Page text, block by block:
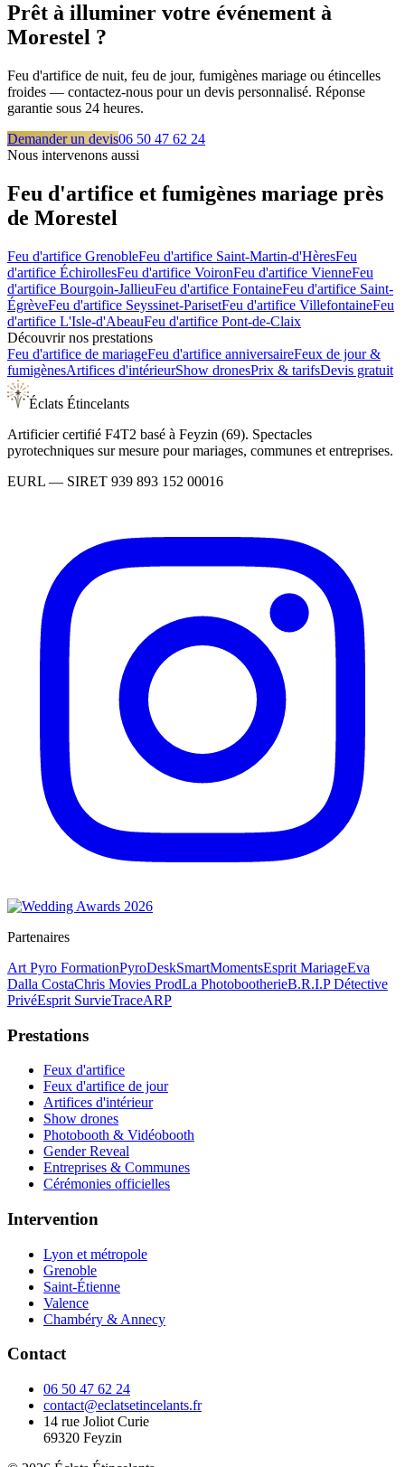
Prêt à illuminer votre événement à
Morestel ?
Feu d'artifice de nuit, feu de jour, fumigènes mariage ou étincelles
froides — contactez-nous pour un devis personnalisé. Réponse
garantie sous 24 heures.
Demander un devis06 50 47 62 24
Nous intervenons aussi
Feu d'artifice et fumigènes mariage près
de Morestel
Feu d'artifice GrenobleFeu d'artifice Saint-Martin-d'HèresFeu
d'artifice ÉchirollesFeu d'artifice VoironFeu d'artifice VienneFeu
d'artifice Bourgoin-JallieuFeu d'artifice FontaineFeu d'artifice Saint-
ÉgrèveFeu d'artifice Seyssinet-ParisetFeu d'artifice VillefontaineFeu
d'artifice L'Isle-d'AbeauFeu d'artifice Pont-de-Claix
Découvrir nos prestations
Feu d'artifice de mariageFeu d'artifice anniversaireFeux de jour &
fumigènesArtifices d'intérieurShow dronesPrix & tarifsDevis gratuit
Éclats Étincelants
Artificier certifié F4T2 basé à Feyzin (69). Spectacles
pyrotechniques sur mesure pour mariages, communes et entreprises.
EURL — SIRET 939 893 152 00016
Partenaires
Art Pyro FormationPyroDeskSmartMomentsEsprit MariageEva
Dalla CostaChris Movies ProdLa PhotobootherieB.R.I.P Détective
PrivéEsprit SurvieTraceARP
Prestations
Feux d'artifice
Feux d'artifice de jour
Artifices d'intérieur
Show drones
Photobooth & Vidéobooth
Gender Reveal
Entreprises & Communes
Cérémonies officielles
Intervention
Lyon et métropole
Grenoble
Saint-Étienne
Valence
Chambéry & Annecy
Contact
06 50 47 62 24
contact@eclatsetincelants.fr
14 rue Joliot Curie
69320 Feyzin